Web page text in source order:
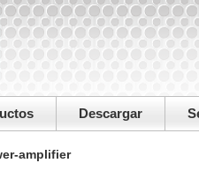
Descargar
amplifier